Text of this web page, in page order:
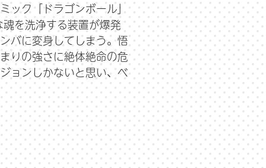
ック「ドラゴンボール」
を洗浄する装置が爆発
バに変身してしまう。悟
りの強さに絶体絶命の危
ョンしかないと思い、ベ